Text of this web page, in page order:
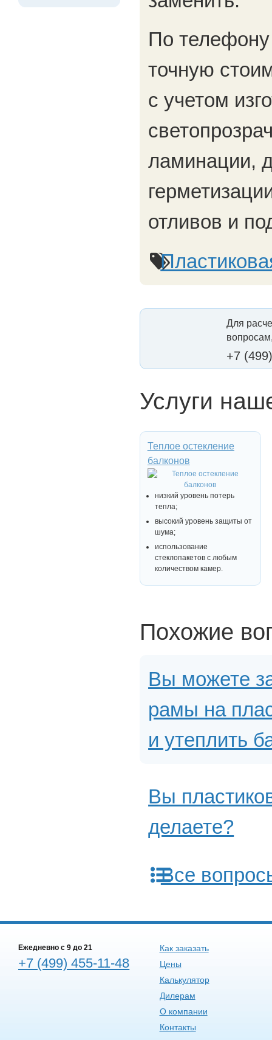
По
точную
с учетом
ламинации,
отливов и
Для
+7
Услуги
Теплое остекление
балконов
низкий уровень потерь
тепла;
высокий уровень защиты от
шума;
использование
стеклопакетов с любым
количеством камер.
Похожие
Вы можете
рамы на
и утеплить
Вы
делаете?
Все
Ежедневно c 9 до 21
+7 (499) 455-11-48
Как заказать
Цены
Калькулятор
Дилерам
О компании
Контакты